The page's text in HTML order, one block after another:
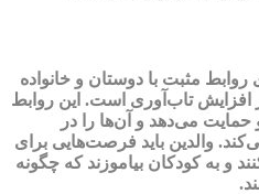
مثبت با دوستان و خانواده
افزایش تاب‌آوری است. این روابط
می‌دهد و آن‌ها را در
والدین باید فرصت‌هایی برای
و به کودکان بیاموزند که چگونه